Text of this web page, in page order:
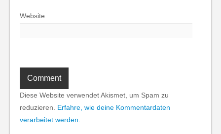
Website
Diese Website verwendet Akismet, um Spam zu
reduzieren. Erfahre, wie deine Kommentardaten
verarbeitet werden.